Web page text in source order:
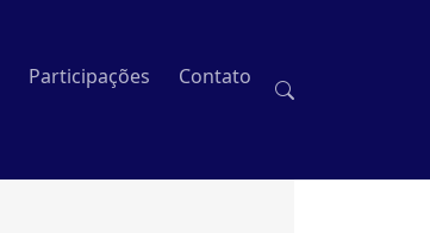
Participações Contato